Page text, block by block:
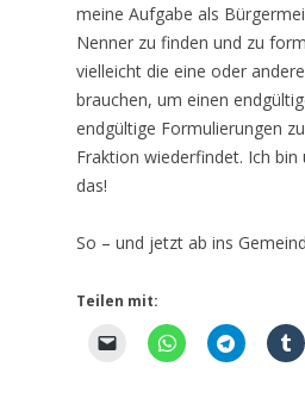
meine Aufgabe als
Nenner zu finden und zu
vielleicht die eine oder
brauchen, um einen
endgültige Formulierungen
Fraktion wiederfindet. Ich bin
das!
So – und jetzt ab ins
Teilen mit: